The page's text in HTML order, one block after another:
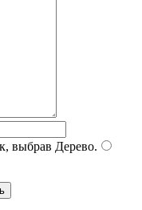
выбрав Дерево.